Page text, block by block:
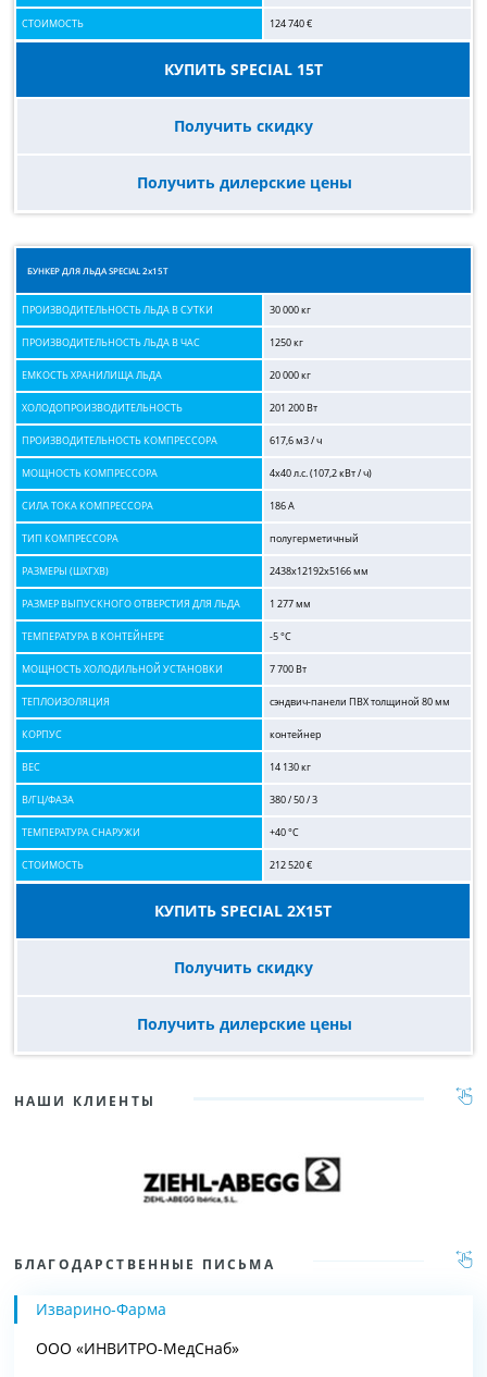
СТОИМОСТЬ 124 740 €
КУПИТЬ SPECIAL 15T
Получить скидку
Получить дилерские цены
БУНКЕР ДЛЯ ЛЬДА SPECIAL 2х15T
ПРОИЗВОДИТЕЛЬНОСТЬ ЛЬДА В СУТКИ 30 000 кг
ПРОИЗВОДИТЕЛЬНОСТЬ ЛЬДА В ЧАС 1250 кг
ЕМКОСТЬ ХРАНИЛИЩА ЛЬДА 20 000 кг
ХОЛОДОПРОИЗВОДИТЕЛЬНОСТЬ 201 200 Вт
ПРОИЗВОДИТЕЛЬНОСТЬ КОМПРЕССОРА 617,6 м3 / ч
МОЩНОСТЬ КОМПРЕССОРА 4х40 л.с. (107,2 кВт / ч)
СИЛА ТОКА КОМПРЕССОРА 186 А
ТИП КОМПРЕССОРА полугерметичный
РАЗМЕРЫ (ШХГХВ) 2438x12192x5166 мм
РАЗМЕР ВЫПУСКНОГО ОТВЕРСТИЯ ДЛЯ ЛЬДА 1 277 мм
ТЕМПЕРАТУРА В КОНТЕЙНЕРЕ -5 °C
МОЩНОСТЬ ХОЛОДИЛЬНОЙ УСТАНОВКИ 7 700 Вт
ТЕПЛОИЗОЛЯЦИЯ сэндвич-панели ПВХ толщиной 80 мм
КОРПУС контейнер
ВЕС 14 130 кг
В/ГЦ/ФАЗА 380 / 50 / 3
ТЕМПЕРАТУРА СНАРУЖИ +40 °C
СТОИМОСТЬ 212 520 €
КУПИТЬ SPECIAL 2Х15T
Получить скидку
Получить дилерские цены
НАШИ КЛИЕНТЫ
БЛАГОДАРСТВЕННЫЕ ПИСЬМА
Изварино-Фарма
ООО «ИНВИТРО-МедСнаб»